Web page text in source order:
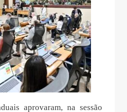
aprovaram, na sessão